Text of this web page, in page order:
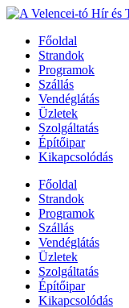
Főoldal
Strandok
Programok
Szállás
Vendéglátás
Üzletek
Szolgáltatás
Építőipar
Kikapcsolódás
Főoldal
Strandok
Programok
Szállás
Vendéglátás
Üzletek
Szolgáltatás
Építőipar
Kikapcsolódás